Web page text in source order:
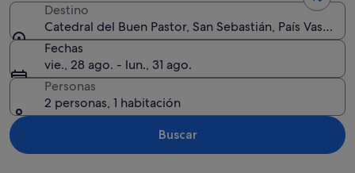
Destino
Catedral del Buen Pastor, San Sebastián, País Vasco,
Fechas
vie., 28 ago. - lun., 31 ago.
Personas
2 personas, 1 habitación
Buscar